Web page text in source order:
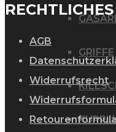
GRIFFE
RECHTLICHES
AGB
Widerrufsrecht